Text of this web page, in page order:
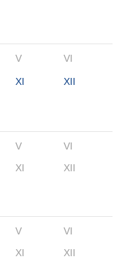
V VI
XI XII
V
VI
XI XII
V
VI
XI XII